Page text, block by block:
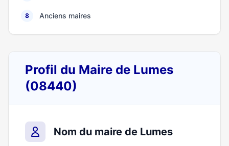
8 Anciens maires
Profil du Maire de Lumes
(08440)
Nom du maire de Lumes